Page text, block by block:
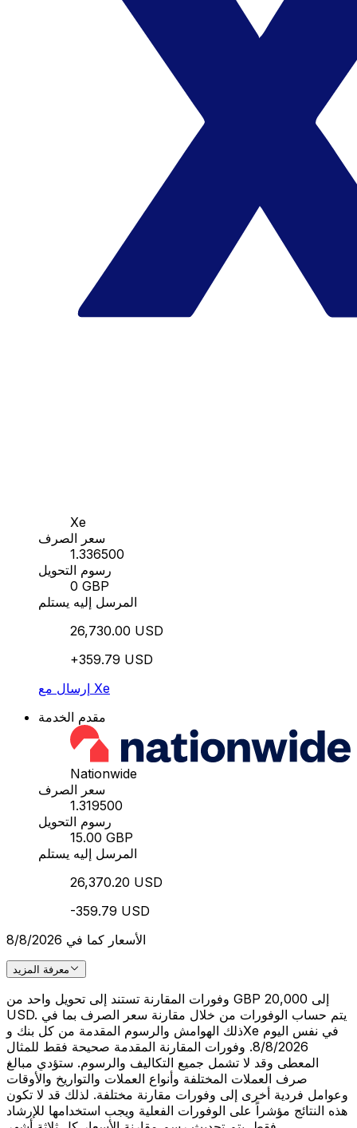
Xe
سعر الصرف
1.336500
رسوم التحويل
0 GBP
المرسل إليه يستلم
26,730.00 USD
+359.79 USD
إرسال مع Xe
مقدم الخدمة
Nationwide
سعر الصرف
1.319500
رسوم التحويل
15.00 GBP
المرسل إليه يستلم
26,370.20 USD
-359.79 USD
الأسعار كما في 8/8/2026
معرفة المزيد
وفورات المقارنة تستند إلى تحويل واحد من GBP 20,000 إلى
USD. يتم حساب الوفورات من خلال مقارنة سعر الصرف بما في
ذلك الهوامش والرسوم المقدمة من كل بنك وXe في نفس اليوم
8/8/2026. وفورات المقارنة المقدمة صحيحة فقط للمثال
المعطى وقد لا تشمل جميع التكاليف والرسوم. ستؤدي مبالغ
صرف العملات المختلفة وأنواع العملات والتواريخ والأوقات
وعوامل فردية أخرى إلى وفورات مقارنة مختلفة. لذلك قد لا تكون
هذه النتائج مؤشراً على الوفورات الفعلية ويجب استخدامها للإرشاد